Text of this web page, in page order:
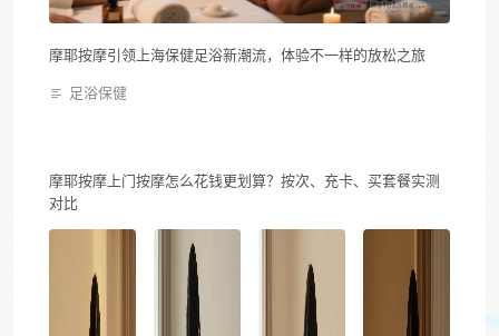
摩耶按摩引领上海保健足浴新潮流，体验不一样的放松之旅
足浴保健
摩耶按摩上门按摩怎么花钱更划算？按次、充卡、买套餐实测
对比